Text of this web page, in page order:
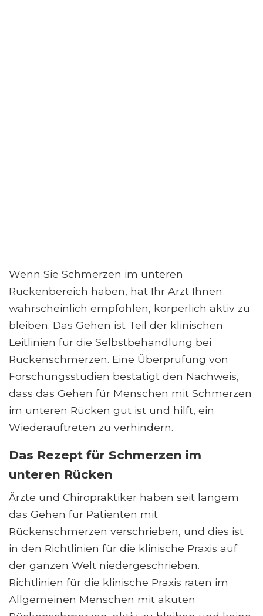
Wenn Sie Schmerzen im unteren
Rückenbereich haben, hat Ihr Arzt Ihnen
wahrscheinlich empfohlen, körperlich aktiv zu
bleiben. Das Gehen ist Teil der klinischen
Leitlinien für die Selbstbehandlung bei
Rückenschmerzen. Eine Überprüfung von
Forschungsstudien bestätigt den Nachweis,
dass das Gehen für Menschen mit Schmerzen
im unteren Rücken gut ist und hilft, ein
Wiederauftreten zu verhindern.
Das Rezept für Schmerzen im
unteren Rücken
Ärzte und Chiropraktiker haben seit langem
das Gehen für Patienten mit
Rückenschmerzen verschrieben, und dies ist
in den Richtlinien für die klinische Praxis auf
der ganzen Welt niedergeschrieben.
Richtlinien für die klinische Praxis raten im
Allgemeinen Menschen mit akuten